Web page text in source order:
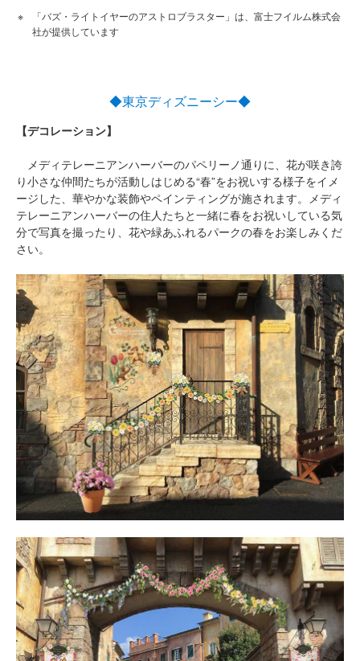
「バズ・ライトイヤーのアストロブラスター」は、富士フイルム株式会
社が提供しています
◆東京ディズニーシー◆
【デコレーション】
メディテレーニアンハーバーのパペリーノ通りに、花が咲き誇
り小さな仲間たちが活動しはじめる“春”をお祝いする様子をイメ
ージした、華やかな装飾やペインティングが施されます。メディ
テレーニアンハーバーの住人たちと一緒に春をお祝いしている気
分で写真を撮ったり、花や緑あふれるパークの春をお楽しみくだ
さい。